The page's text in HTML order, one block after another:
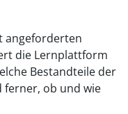
angeforderten
die Lernplattform
Bestandteile der
ferner, ob und wie